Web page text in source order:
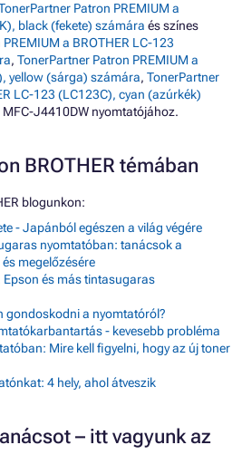
Patron PREMIUM a
black (fekete) számára és színes
a BROTHER LC-123
, TonerPartner Patron PREMIUM a
yellow (sárga) számára, TonerPartner
LC-123 (LC123C), cyan (azúrkék)
MFC-J4410DW nyomtatójához.
BROTHER témában
blogunkon:
- Japánból egészen a világ végére
nyomtatóban: tanácsok a
megelőzésére
Epson és más tintasugaras
gondoskodni a nyomtatóról?
- kevesebb probléma
Mire kell figyelni, hogy az új toner
4 hely, ahol átveszik
– itt vagyunk az